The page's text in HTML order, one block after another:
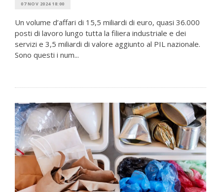
07 NOV 2024 18:00
Un volume d’affari di 15,5 miliardi di euro, quasi 36.000
posti di lavoro lungo tutta la filiera industriale e dei
servizi e 3,5 miliardi di valore aggiunto al PIL nazionale.
Sono questi i num...